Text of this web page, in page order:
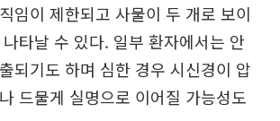
임이 제한되고 사물이 두 개로 보이
타날 수 있다. 일부 환자에서는 안
되기도 하며 심한 경우 시신경이 압
드물게 실명으로 이어질 가능성도